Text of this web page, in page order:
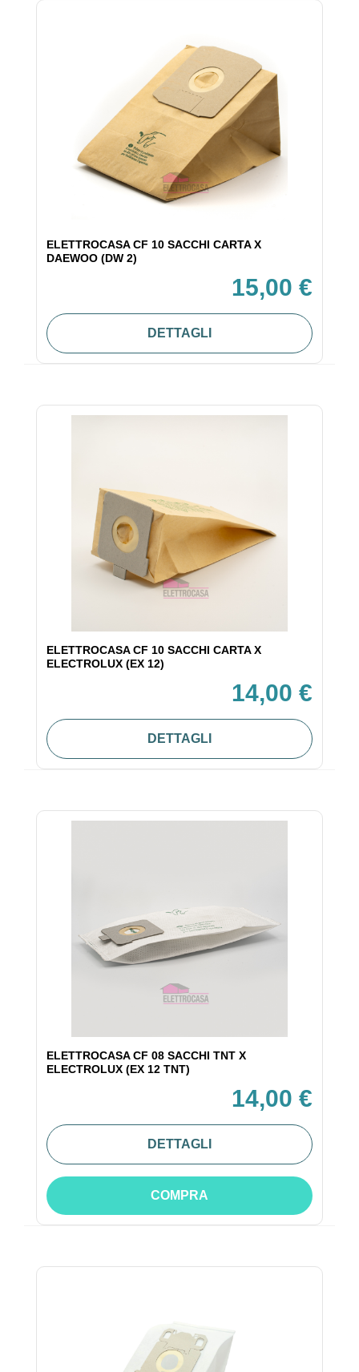
ELETTROCASA CF 10 SACCHI CARTA X
DAEWOO (DW 2)
15,00 €
DETTAGLI
ELETTROCASA CF 10 SACCHI CARTA X
ELECTROLUX (EX 12)
14,00 €
DETTAGLI
ELETTROCASA CF 08 SACCHI TNT X
ELECTROLUX (EX 12 TNT)
14,00 €
DETTAGLI
COMPRA